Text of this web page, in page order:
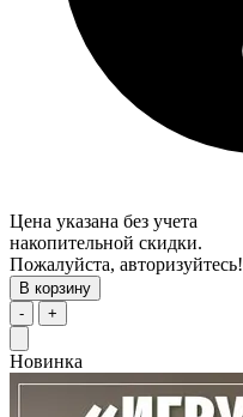
Цена указана без учета
накопительной скидки.
Пожалуйста, авторизуйтесь!
В корзину
-
+
Новинка